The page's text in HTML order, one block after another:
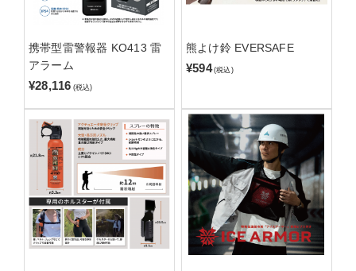
携帯型雷警報器 KO413 雷
アラーム
¥28,116 (税込)
熊よけ鈴 EVERSAFE
¥594 (税込)